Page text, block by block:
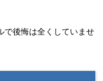
で後悔は全くしていませ